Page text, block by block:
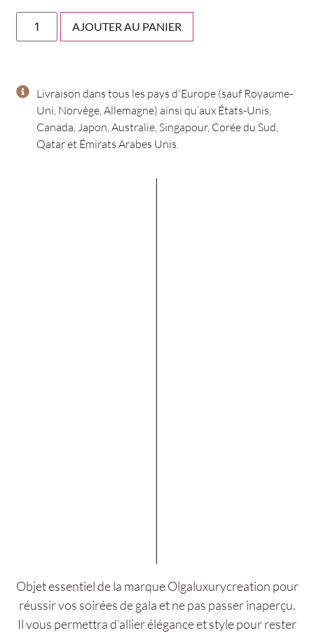
AJOUTER AU PANIER
Livraison dans tous les pays d'Europe (sauf Royaume-
Uni, Norvège, Allemagne) ainsi qu’aux États-Unis,
Canada, Japon, Australie, Singapour, Corée du Sud,
Qatar et Émirats Arabes Unis.
Objet essentiel de la marque Olgaluxurycreation pour
réussir vos soirées de gala et ne pas passer inaperçu.
Il vous permettra d’allier élégance et style pour rester